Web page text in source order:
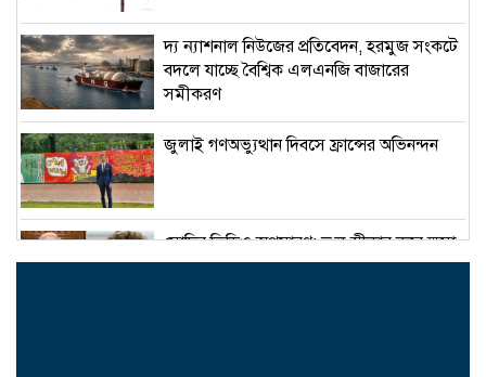
দ্য ন্যাশনাল নিউজের প্রতিবেদন, হরমুজ সংকটে
বদলে যাচ্ছে বৈশ্বিক এলএনজি বাজারের
সমীকরণ
জুলাই গণঅভ্যুত্থান দিবসে ফ্রান্সের অভিনন্দন
মোদির ভিডিও অপসারণ: ভুল স্বীকার করে ক্ষমা
চাইল মেটা